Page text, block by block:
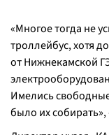
«Многое тогда не
троллейбус, хотя
от Нижнекамской
Имелись
было их собирать